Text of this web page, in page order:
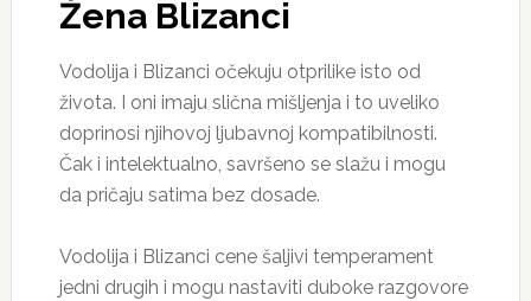
Žena Blizanci
Vodolija i Blizanci očekuju otprilike isto od
života. I oni imaju slična mišljenja i to uveliko
doprinosi njihovoj ljubavnoj kompatibilnosti.
Čak i intelektualno, savršeno se slažu i mogu
da pričaju satima bez dosade.
Vodolija i Blizanci cene šaljivi temperament
jedni drugih i mogu nastaviti duboke razgovore